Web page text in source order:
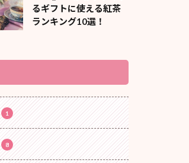
るギフトに使える紅茶
ランキング10選！
1
8